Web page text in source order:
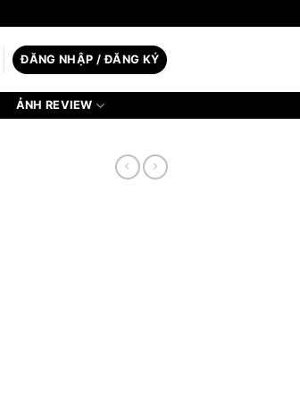
ĐĂNG NHẬP / ĐĂNG KÝ
ẢNH REVIEW